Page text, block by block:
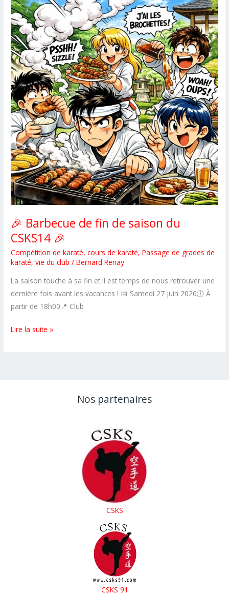
🎉 Barbecue de fin de saison du
CSKS14 🎉
Compétition de karaté,cours de karaté,Passage de grades de
karaté,vie du club /Bernard Renay
La saison touche à sa fin et il est temps de nous retrouver une
dernière fois avant les vacances ! 📅 Samedi 27 juin 2026🕕 À
partir de 18h00📍 Club
🎉
Lire la suite »
Nos partenaires
CSKS
CSKS 91